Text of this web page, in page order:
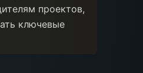
проектов,
ключевые